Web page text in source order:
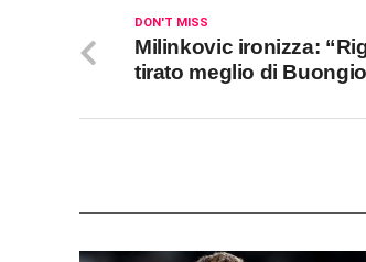
DON'T MISS
Milinkovic ironizza:
tirato meglio di